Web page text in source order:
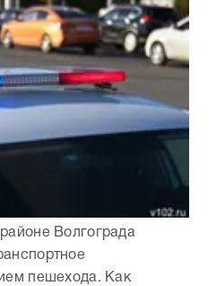
Волгограда
пешехода. Как